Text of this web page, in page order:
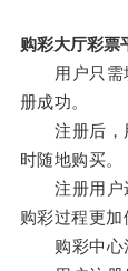
购彩大厅彩票
用户只需填
册成功。
注册后，用
时随地购买。
注册用户还
购彩过程更加
购彩中心注